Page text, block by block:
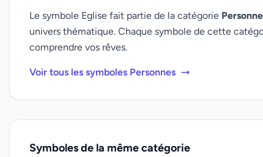
Le symbole Eglise fait partie de la catégorie
univers thématique. Chaque symbole de cette
comprendre vos rêves.
Voir tous les symboles Personnes
Symboles de la même catégorie